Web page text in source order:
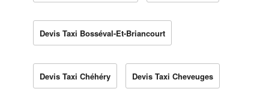
Devis Taxi Bosséval-Et-Briancourt
Devis Taxi Chéhéry Devis Taxi Cheveuges